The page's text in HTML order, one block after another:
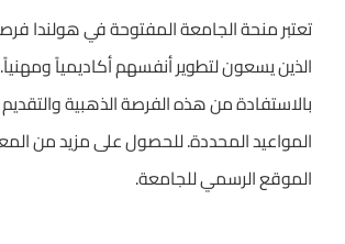
تعتبر منحة الجامعة المفتوحة في هولندا
الذين يسعون لتطوير أنفسهم أكاديمياً
بالاستفادة من هذه الفرصة الذهبية
المواعيد المحددة. للحصول على مزيد من
الموقع الرسمي للجامعة.